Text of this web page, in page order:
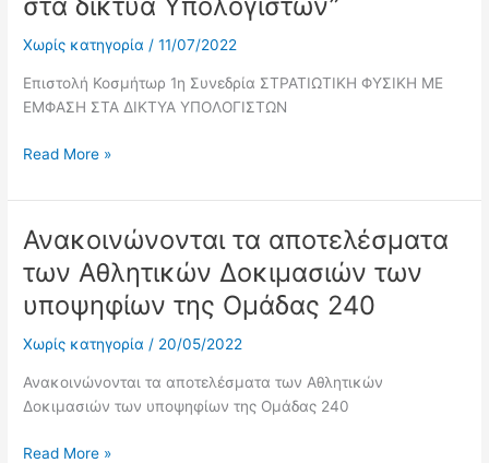
Χωρίς κατηγορία /11/07/2022
Επιστολή Κοσμήτωρ 1η Συνεδρία ΣΤΡΑΤΙΩΤΙΚΗ ΦΥΣΙΚΗ ΜΕ
ΕΜΦΑΣΗ ΣΤΑ ΔΙΚΤΥΑ ΥΠΟΛΟΓΙΣΤΩΝ
στη
βαθμίδα
Επίκουρου
Καθηγητή
Τμήματος
της
Στρατιωτικής
Σχολής
Ευελπίδων,
γνωστικό
αντικείμενο
“Στρατιωτική
με
Read More »
Ανακοινώνονται τα αποτελέσματα
των Αθλητικών Δοκιμασιών των
υποψηφίων της Ομάδας 240
Χωρίς κατηγορία / 20/05/2022
Ανακοινώνονται τα αποτελέσματα των Αθλητικών
Δοκιμασιών των υποψηφίων της Ομάδας 240
Ανακοινώνονται
αποτελέσματα
των
Δοκιμασιών
των
υποψηφίων
Ομάδας
Read More »